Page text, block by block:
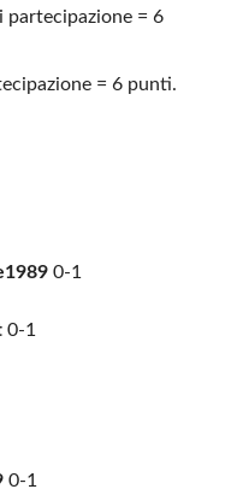
= 6
= 6 punti.
0-1
0-1
0-1